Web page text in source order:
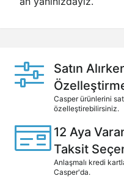
Satın
Casper ürünlerini
özelleştirebilirsiniz.
12 Aya
Taksit
Anlaşmalı kredi
Casper'da.